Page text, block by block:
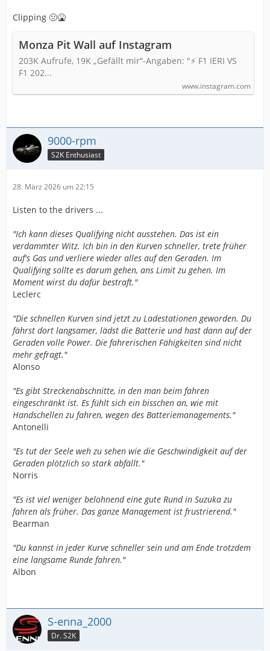
Clipping 🤢🤮
Monza Pit Wall auf Instagram
203K Aufrufe, 19K „Gefällt mir“-Angaben: "⚡ F1 IERI VS
F1 202...
www.instagram.com
9000-rpm
S2K Enthusiast
28. März 2026 um 22:15
Listen to the drivers ...
"Ich kann dieses Qualifying nicht ausstehen. Das ist ein
verdammter Witz. Ich bin in den Kurven schneller, trete früher
auf's Gas und verliere wieder alles auf den Geraden. Im
Qualifying sollte es darum gehen, ans Limit zu gehen. Im
Moment wirst du dafür bestraft."
Leclerc
"Die schnellen Kurven sind jetzt zu Ladestationen geworden. Du
fährst dort langsamer, lädst die Batterie und hast dann auf der
Geraden volle Power. Die fahrerischen Fähigkeiten sind nicht
mehr gefragt."
Alonso
"Es gibt Streckenabschnitte, in den man beim fahren
eingeschränkt ist. Es fühlt sich ein bisschen an, wie mit
Handschellen zu fahren, wegen des Batteriemanagements."
Antonelli
"Es tut der Seele weh zu sehen wie die Geschwindigkeit auf der
Geraden plötzlich so stark abfällt."
Norris
"Es ist viel weniger belohnend eine gute Rund in Suzuka zu
fahren als früher. Das ganze Management ist frustrierend."
Bearman
"Du kannst in jeder Kurve schneller sein und am Ende trotzdem
eine langsame Runde fahren."
Albon
S-enna_2000
Dr. S2K